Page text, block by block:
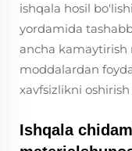
ishqala hosil
yordamida
ancha kamaytirish
moddalardan
xavfsizlikni
Ishqala